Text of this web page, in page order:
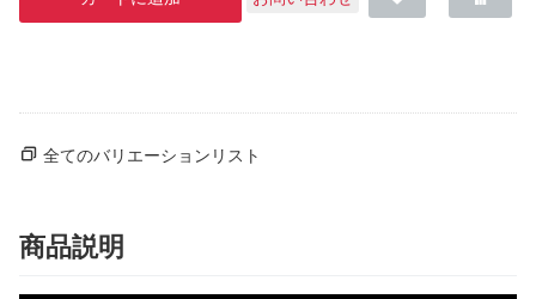
全てのバリエーションリスト
商品説明